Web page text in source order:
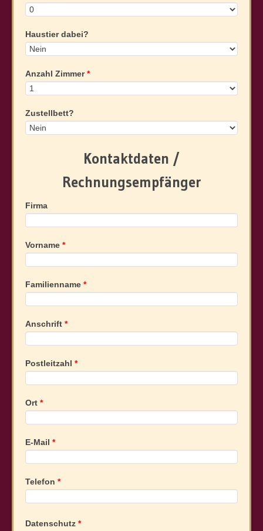
Sehenswertes & Kultur
Mit dem Fahrrad
Aktivitäten & Spaß
Kontakt & Anreise
Kontakt & Anreise
Haustier dabei?
Anzahl Zimmer*
Zustellbett?
Kontaktdaten /
Rechnungsempfänger
Firma
Vorname *
Familienname *
Anschrift *
Postleitzahl *
Ort *
E-Mail *
Telefon *
Datenschutz *